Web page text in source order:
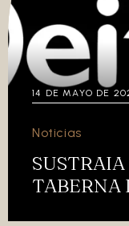
14 DE MAYO DE
Noticias
TABERNA